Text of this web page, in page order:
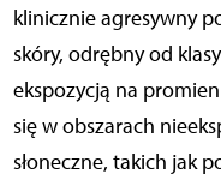
klinicznie agresywny
skóry, odrębny od
ekspozycją na
się w obszarach
słoneczne, takich jak